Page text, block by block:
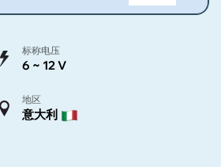
标称电压
6 ~ 12 V
地区
意大利